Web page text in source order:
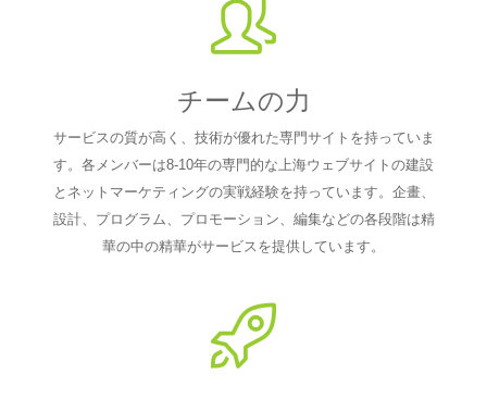
チームの力
サービスの質が高く、技術が優れた専門サイトを持っていま
す。各メンバーは8-10年の専門的な上海ウェブサイトの建設
とネットマーケティングの実戦経験を持っています。企畫、
設計、プログラム、プロモーション、編集などの各段階は精
華の中の精華がサービスを提供しています。